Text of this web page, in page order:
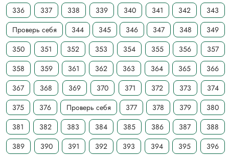
336
337 338 339 340 341 342
343
Проверь себя
344 345 346 347 348
349
350
351 352 353 354 355 356
357
358
359 361 362 363 364 365
366
367
368 369 370 371 372 373
374
375
376 Проверь себя 377 378 379
380
381
382 383 384 385 386 387
388
389
390 391 392 393 394 395 396